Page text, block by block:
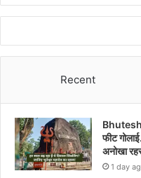
Recent
फीट
अनोखा
1 day